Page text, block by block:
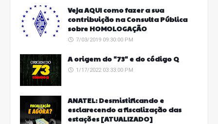
Veja AQUI como fazer a sua
contribuição na Consulta Pública
sobre HOMOLOGAÇÃO
7/03/2019 09:30:00 PM
A origem do "73" e do código Q
1/17/2022 03:33:00 PM
ANATEL: Desmistificando e
esclarecendo a fiscalização das
estações [ATUALIZADO]